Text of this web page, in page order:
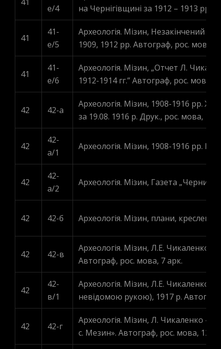
41
e/4
на Чернігівщині за 1912 – 1913
41
41-
e/5
Археологія. Мізин, Незакінчений
1909, 1912 рр. Автограф, рос. мова,
41
41-
e/6
Археологія. Мізин, „Отчет Л.
1912-1914 гг.” Автограф, рос. мова,
42 42-a
Археологія. Мізин, 1908-1916 рр.
за 19.08. 1916 р. Друк., рос. мова, 12
42
42-
a/1
Археологія. Мізин, 1908-1916 рр.
42
42-
a/2
Археологія. Мізин, Газета
42 42-б Археологія. Мізин, плани,
42 42-в
Археологія. Мізин, Л.Е. Чикаленко
Автограф, рос. мова, 7 арк.
42
42-
в/1
Археологія. Мізин, Л.Е. Чикаленко
невідомою рукою), 1917 р.
42 42-г
Археологія. Мізин, Л. Чикаленко
с. Мезин». Автограф, рос. мова, 12